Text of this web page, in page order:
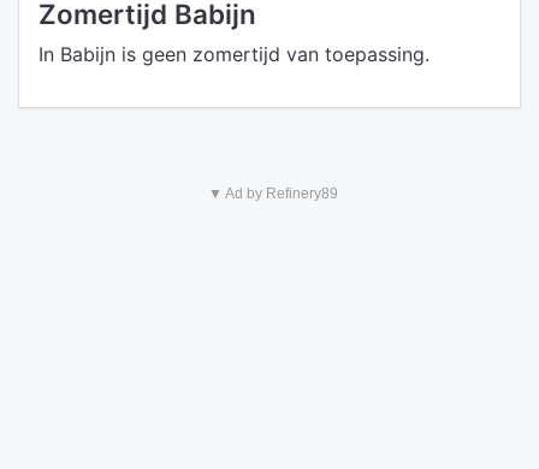
Zomertijd Babijn
In Babijn is geen zomertijd van toepassing.
▼ Ad by Refinery89